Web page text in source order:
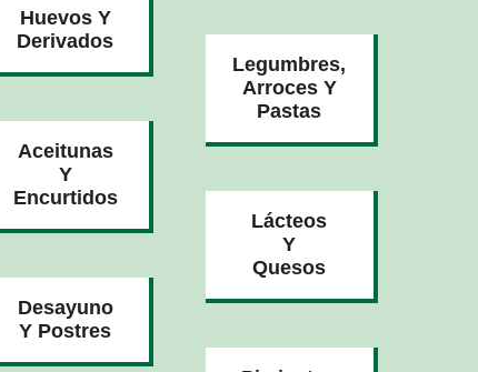
Huevos Y
Derivados
Aceitunas
Y
Encurtidos
Desayuno
Y Postres
Legumbres,
Arroces Y
Pastas
Lácteos
Y
Quesos